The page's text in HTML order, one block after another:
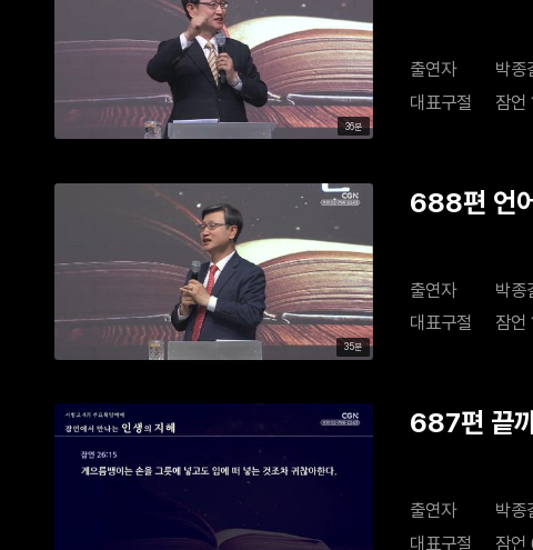
36분
출연자
박종
대표구절
잠언
35분
688편 언
출연자
박종
대표구절
잠언
687편 끝
출연자
박종
대표구절
잠